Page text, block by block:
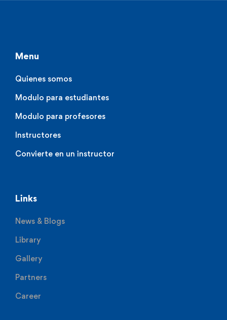
Menu
Quienes somos
Modulo para estudiantes
Modulo para profesores
Instructores
Convierte en un instructor
Links
News & Blogs
Library
Gallery
Partners
Career